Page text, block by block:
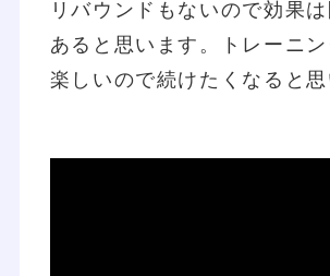
リバウンドもないので効果は
あると思います。トレーニ
楽しいので続けたくなると思